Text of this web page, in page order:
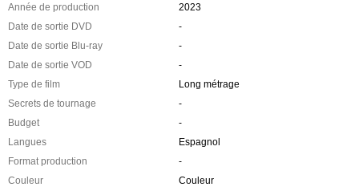
Année de production
2023
Date de sortie DVD
-
Date de sortie Blu-ray
-
Date de sortie VOD
-
Type de film
Long métrage
Secrets de tournage
-
Budget
-
Langues
Espagnol
Format production
-
Couleur
Couleur